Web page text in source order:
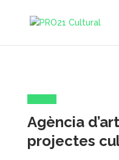
Agència
projectes